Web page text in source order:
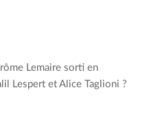
span>
Lemaire sorti en
Lespert et Alice Taglioni ?
crus</span>